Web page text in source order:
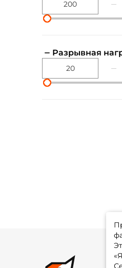
Разрывная